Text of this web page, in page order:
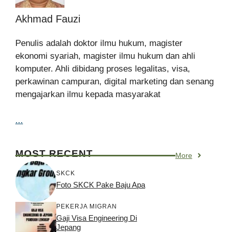
Akhmad Fauzi
Penulis adalah doktor ilmu hukum, magister
ekonomi syariah, magister ilmu hukum dan ahli
komputer. Ahli dibidang proses legalitas, visa,
perkawinan campuran, digital marketing dan senang
mengajarkan ilmu kepada masyarakat
...
MOST RECENT More
SKCK
Foto SKCK Pake Baju Apa
PEKERJA MIGRAN
Gaji Visa Engineering Di
Jepang